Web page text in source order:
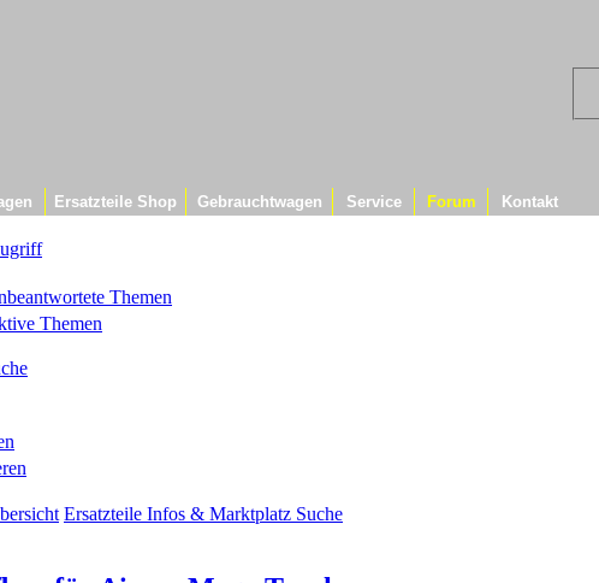
Ersatzteile Shop Gebrauchtwagen Service Forum Kontakt
Themen
Themen
Ersatzteile Infos & Marktplatz Suche